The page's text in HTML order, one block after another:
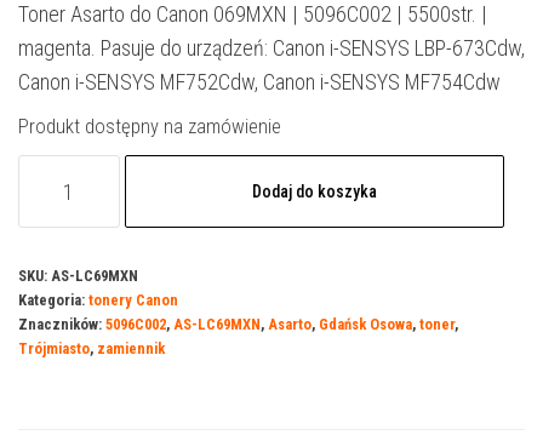
Toner Asarto do Canon 069MXN | 5096C002 | 5500str. |
magenta. Pasuje do urządzeń: Canon i-SENSYS LBP-673Cdw,
Canon i-SENSYS MF752Cdw, Canon i-SENSYS MF754Cdw
Produkt dostępny na zamówienie
do
Canon
069MXN
Dodaj do koszyka
SKU: AS-LC69MXN
Kategoria: tonery Canon
Znaczników: 5096C002, AS-LC69MXN, Asarto, Gdańsk Osowa, toner,
Trójmiasto, zamiennik